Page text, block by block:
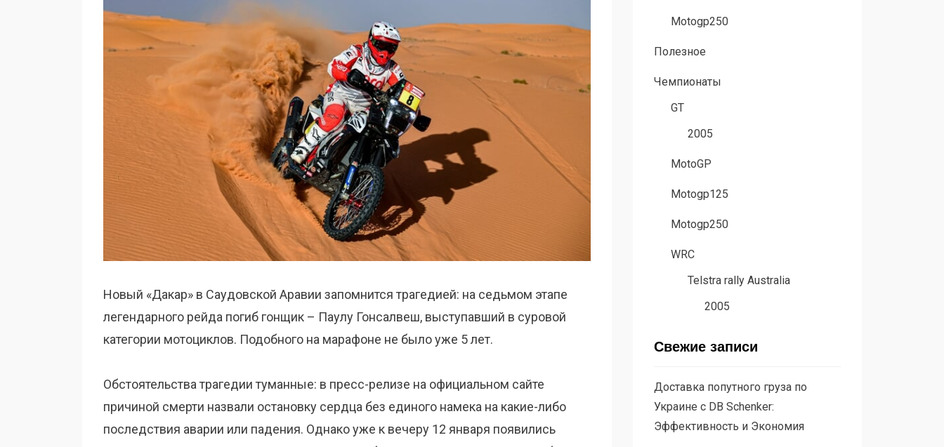
Новый «Дакар» в Саудовской Аравии запомнится трагедией: на седьмом этапе
легендарного рейда погиб гонщик – Паулу Гонсалвеш, выступавший в суровой
категории мотоциклов. Подобного на марафоне не было уже 5 лет.
Обстоятельства трагедии туманные: в пресс-релизе на официальном сайте
причиной смерти назвали остановку сердца без единого намека на какие-либо
последствия аварии или падения. Однако уже к вечеру 12 января появились
Motogp250
Полезное
Чемпионаты
GT
2005
MotoGP
Motogp125
Motogp250
WRC
Telstra rally Australia
2005
Свежие записи
Доставка попутного груза по
Украине с DB Schenker:
Эффективность и Экономия